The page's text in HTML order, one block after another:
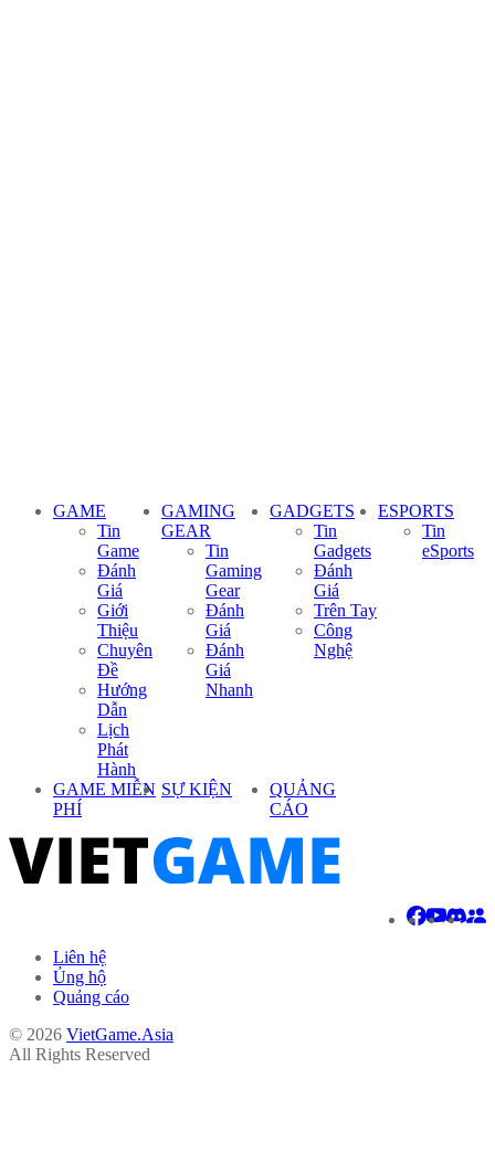
GAME
Tin
Game
Đánh
Giá
Giới
Thiệu
Chuyên
Đề
Hướng
Dẫn
Lịch
Phát
Hành
GAMING
GEAR
Tin
Gaming
Gear
Đánh
Giá
Đánh
Giá
Nhanh
GADGETS
Tin
Gadgets
Đánh
Giá
Trên Tay
Công
Nghệ
ESPORTS
Tin
eSports
GAME MIỄN
PHÍ
SỰ KIỆN
QUẢNG
CÁO
Liên hệ
Ủng hộ
Quảng cáo
© 2026 VietGame.Asia
All Rights Reserved